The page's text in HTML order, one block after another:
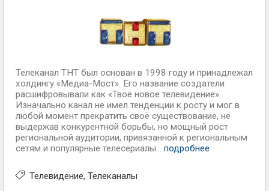
Телеканал ТНТ был основан в 1998 году и принадлежал
холдингу «Медиа-Мост». Его название создатели
расшифровывали как «Твоё новое телевидение».
Изначально канал не имел тенденции к росту и мог в
любой момент прекратить своё существование, не
выдержав конкурентной борьбы, но мощный рост
региональной аудитории, привязанной к региональным
сетям и популярные телесериалы... подробнее
Телевидение Телеканалы